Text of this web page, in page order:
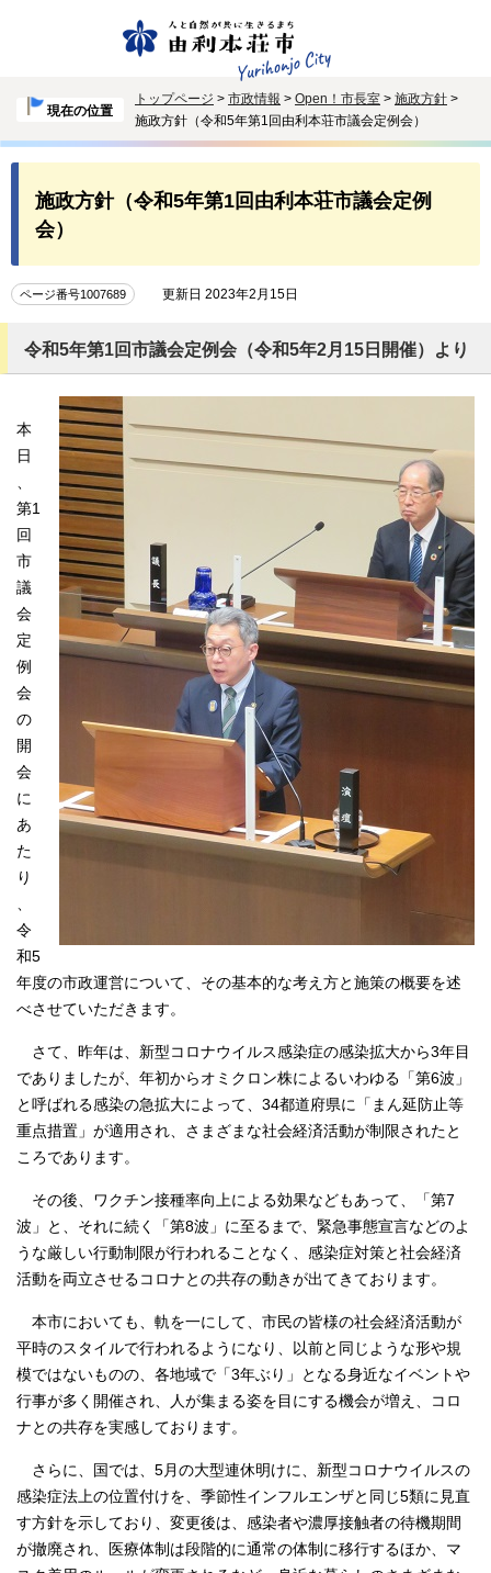
現在の位置
トップページ > 市政情報 > Open！市長室 > 施政方針 >
施政方針（令和5年第1回由利本荘市議会定例会）
施政方針（令和5年第1回由利本荘市議会定例
会）
ページ番号1007689 更新日 2023年2月15日
令和5年第1回市議会定例会（令和5年2月15日開催）より
本
日
、
第1
回
市
議
会
定
例
会
の
開
会
に
あ
た
り
、
令
和5
年度の市政運営について、その基本的な考え方と施策の概要を述
べさせていただきます。
さて、昨年は、新型コロナウイルス感染症の感染拡大から3年目
でありましたが、年初からオミクロン株によるいわゆる「第6波」
と呼ばれる感染の急拡大によって、34都道府県に「まん延防止等
重点措置」が適用され、さまざまな社会経済活動が制限されたと
ころであります。
その後、ワクチン接種率向上による効果などもあって、「第7
波」と、それに続く「第8波」に至るまで、緊急事態宣言などのよ
うな厳しい行動制限が行われることなく、感染症対策と社会経済
活動を両立させるコロナとの共存の動きが出てきております。
本市においても、軌を一にして、市民の皆様の社会経済活動が
平時のスタイルで行われるようになり、以前と同じような形や規
模ではないものの、各地域で「3年ぶり」となる身近なイベントや
行事が多く開催され、人が集まる姿を目にする機会が増え、コロ
ナとの共存を実感しております。
さらに、国では、5月の大型連休明けに、新型コロナウイルスの
感染症法上の位置付けを、季節性インフルエンザと同じ5類に見直
す方針を示しており、変更後は、感染者や濃厚接触者の待機期間
が撤廃され、医療体制は段階的に通常の体制に移行するほか、マ